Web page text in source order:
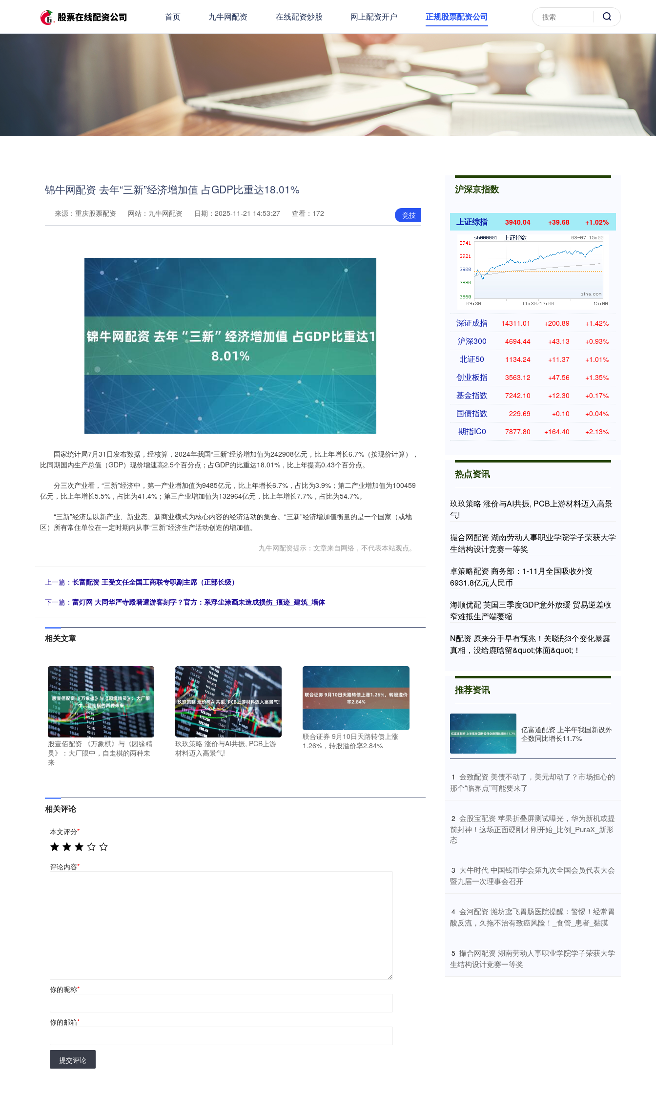
首页 九牛网配资 在线配资炒股 网上配资开户 正规股票配资公司
锦牛网配资 去年“三新”经济增加值 占GDP比重达18.01%
竞技
来源：重庆股票配资 网站：九牛网配资 日期：2025-11-21 14:53:27 查看：172
国家统计局7月31日发布数据，经核算，2024年我国“三新”经济增加值为242908亿元，比上年增长6.7%（按现价计算），
比同期国内生产总值（GDP）现价增速高2.5个百分点；占GDP的比重达18.01%，比上年提高0.43个百分点。
分三次产业看，“三新”经济中，第一产业增加值为9485亿元，比上年增长6.7%，占比为3.9%；第二产业增加值为100459
亿元，比上年增长5.5%，占比为41.4%；第三产业增加值为132964亿元，比上年增长7.7%，占比为54.7%。
“三新”经济是以新产业、新业态、新商业模式为核心内容的经济活动的集合。“三新”经济增加值衡量的是一个国家（或地
区）所有常住单位在一定时期内从事“三新”经济生产活动创造的增加值。
九牛网配资提示：文章来自网络，不代表本站观点。
上一篇： 长富配资 王受文任全国工商联专职副主席（正部长级）
下一篇： 富灯网 大同华严寺殿墙遭游客刻字？官方：系浮尘涂画未造成损伤_痕迹_建筑_墙体
相关文章
股壹佰配资 《万象棋》与《因缘精
灵》：大厂眼中，自走棋的两种未
来
玖玖策略 涨价与AI共振, PCB上游
材料迈入高景气!
联合证券 9月10日天路转债上涨
1.26%，转股溢价率2.84%
相关评论
本文评分*
评论内容*
你的昵称*
你的邮箱*
提交评论
沪深京指数
上证综指 3940.04 +39.68 +1.02%
深证成指 14311.01 +200.89 +1.42%
沪深300 4694.44 +43.13 +0.93%
北证50 1134.24 +11.37 +1.01%
创业板指 3563.12 +47.56 +1.35%
基金指数 7242.10 +12.30 +0.17%
国债指数 229.69 +0.10 +0.04%
期指IC0 7877.80 +164.40 +2.13%
热点资讯
玖玖策略 涨价与AI共振, PCB上游材料迈入高景
气!
撮合网配资 湖南劳动人事职业学院学子荣获大学
生结构设计竞赛一等奖
卓策略配资 商务部：1-11月全国吸收外资
6931.8亿元人民币
海顺优配 英国三季度GDP意外放缓 贸易逆差收
窄难抵生产端萎缩
N配资 原来分手早有预兆！关晓彤3个变化暴露
真相，没给鹿晗留&quot;体面&quot;！
推荐资讯
亿富道配资 上半年我国新设外
企数同比增长11.7%
1 ​金致配资 美债不动了，美元却动了？市场担心的
那个“临界点”可能要来了
2 ​金股宝配资 苹果折叠屏测试曝光，华为新机或提
前封神！这场正面硬刚才刚开始_比例_PuraX_新形
态
3 ​大牛时代 中国钱币学会第九次全国会员代表大会
暨九届一次理事会召开
4 ​金河配资 潍坊鸢飞胃肠医院提醒：警惕！经常胃
酸反流，久拖不治有致癌风险！_食管_患者_黏膜
5 ​撮合网配资 湖南劳动人事职业学院学子荣获大学
生结构设计竞赛一等奖